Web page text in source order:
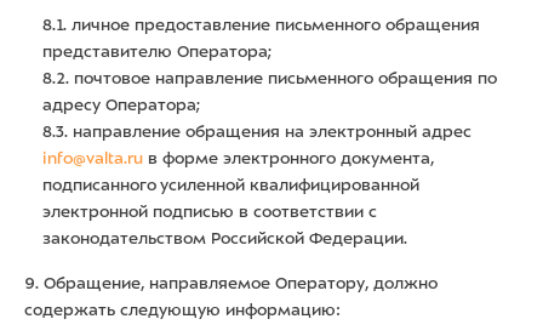
8.1. личное предоставление письменного обращения
представителю Оператора;
8.2. почтовое направление письменного обращения по
адресу Оператора;
8.3. направление обращения на электронный адрес
info@valta.ru в форме электронного документа,
подписанного усиленной квалифицированной
электронной подписью в соответствии с
законодательством Российской Федерации.
9. Обращение, направляемое Оператору, должно
содержать следующую информацию: